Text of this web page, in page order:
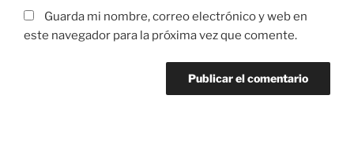
Guarda mi nombre, correo electrónico y web en
este navegador para la próxima vez que comente.